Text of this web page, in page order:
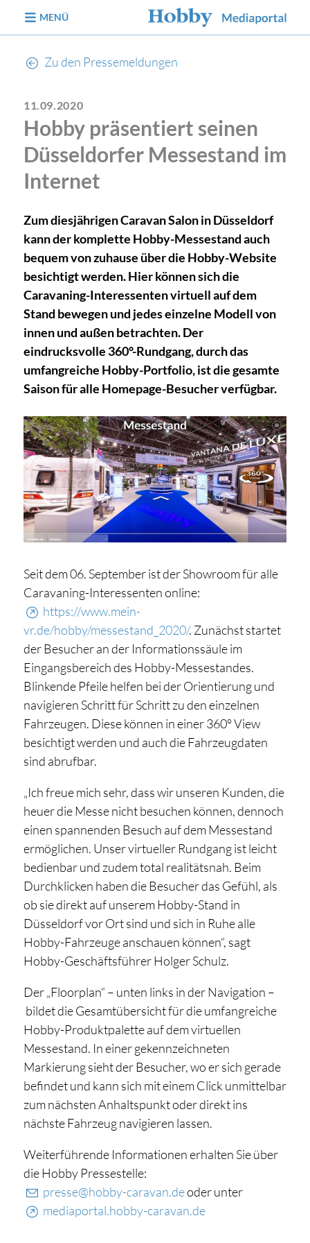
MENÜ
Zu den Pressemeldungen
11.09.2020
Hobby präsentiert seinen
Düsseldorfer Messestand im
Internet
Zum diesjährigen Caravan Salon in Düsseldorf
kann der komplette Hobby-Messestand auch
bequem von zuhause über die Hobby-Website
besichtigt werden. Hier können sich die
Caravaning-Interessenten virtuell auf dem
Stand bewegen und jedes einzelne Modell von
innen und außen betrachten. Der
eindrucksvolle 360°-Rundgang, durch das
umfangreiche Hobby-Portfolio, ist die gesamte
Saison für alle Homepage-Besucher verfügbar.
Seit dem 06. September ist der Showroom für alle
Caravaning-Interessenten online:
https://www.mein-
vr.de/hobby/messestand_2020/. Zunächst startet
der Besucher an der Informationssäule im
Eingangsbereich des Hobby-Messestandes.
Blinkende Pfeile helfen bei der Orientierung und
navigieren Schritt für Schritt zu den einzelnen
Fahrzeugen. Diese können in einer 360° View
besichtigt werden und auch die Fahrzeugdaten
sind abrufbar.
„Ich freue mich sehr, dass wir unseren Kunden, die
heuer die Messe nicht besuchen können, dennoch
einen spannenden Besuch auf dem Messestand
ermöglichen. Unser virtueller Rundgang ist leicht
bedienbar und zudem total realitätsnah. Beim
Durchklicken haben die Besucher das Gefühl, als
ob sie direkt auf unserem Hobby-Stand in
Düsseldorf vor Ort sind und sich in Ruhe alle
Hobby-Fahrzeuge anschauen können“, sagt
Hobby-Geschäftsführer Holger Schulz.
Der „Floorplan“ – unten links in der Navigation –
bildet die Gesamtübersicht für die umfangreiche
Hobby-Produktpalette auf dem virtuellen
Messestand. In einer gekennzeichneten
Markierung sieht der Besucher, wo er sich gerade
befindet und kann sich mit einem Click unmittelbar
zum nächsten Anhaltspunkt oder direkt ins
nächste Fahrzeug navigieren lassen.
Weiterführende Informationen erhalten Sie über
die Hobby Pressestelle:
presse@hobby-caravan.deoder unter
mediaportal.hobby-caravan.de